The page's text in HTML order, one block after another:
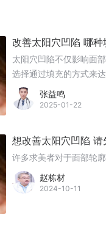
改善太阳穴凹陷 哪
太阳穴凹陷不仅影响面
选择通过填充的方式来
填充和自体脂肪填充两
适合自己的选择。
张益鸣
2025-01-22
想改善太阳穴凹陷
许多求美者对于面部轮
赵栋材
2024-10-11